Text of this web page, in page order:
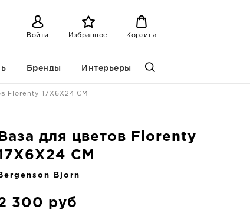
Войти Избранное Корзина
Бренды Интерьеры
Florenty 17X6X24 CM
Ваза для цветов Florenty
CM
Bergenson Bjorn
300 руб